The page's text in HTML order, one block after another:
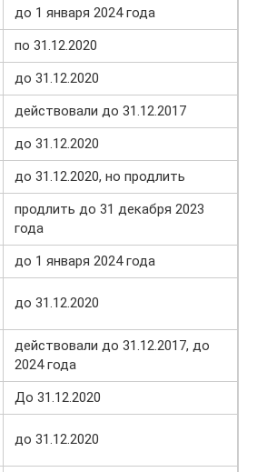
до 1 января 2024 года
по 31.12.2020
до 31.12.2020
действовали до 31.12.2017
до 31.12.2020
до 31.12.2020, но продлить
продлить до 31 декабря 2023
года
до 1 января 2024 года
до 31.12.2020
действовали до 31.12.2017, до
2024 года
До 31.12.2020
до 31.12.2020